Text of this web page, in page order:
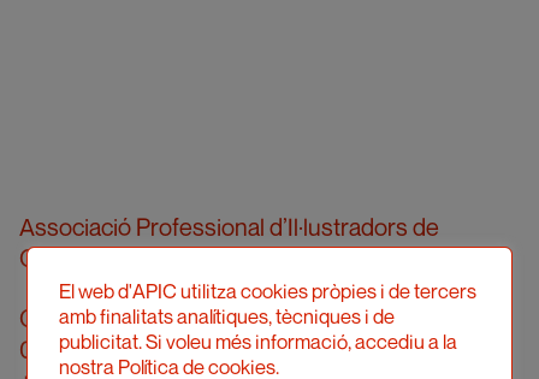
Associació Professional d’Il·lustradors de
Catalunya
Carrer Londres, 96, pral. 2a
08036 Barcelona
El web d'APIC utilitza cookies pròpies i de tercers
amb finalitats analítiques, tècniques i de
publicitat. Si voleu més informació, accediu a la
nostra Política de cookies.